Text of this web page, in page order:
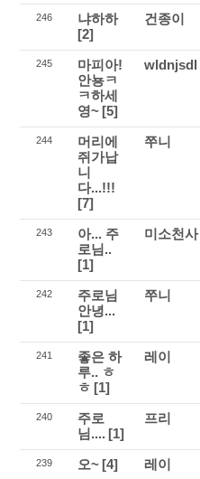
246
냐하하
[2]
건종이
245
마피아!
안뇽ㅋ
ㅋ하세
영~ [5]
wldnjsdl
244
머리에
쥐가납
니
다...!!!
[7]
쭈니
243
아... 주
로님..
[1]
미소천사
242
주로님
안녕...
[1]
쭈니
241
좋은 하
루.. ㅎ
ㅎ [1]
레이
240
주로
님.... [1]
프리
239 오~ [4] 레이